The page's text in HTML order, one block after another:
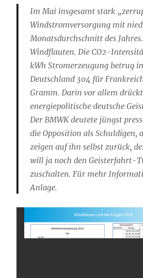
Im Mai insgesamt stark
Windstromversorgung mit
Monatsdurchschnitt des
Windflauten. Die CO2-
kWh Stromerzeugung betrug
Deutschland 304 für
Gramm. Darin vor allem
energiepolitische deutsche
Der BMWK deutete jüngst
die Opposition als Schuldigen,
zeigen auf ihn selbst zurück,
will ja noch den Geisterfahrt-
zuschalten. Für mehr
Anlage.